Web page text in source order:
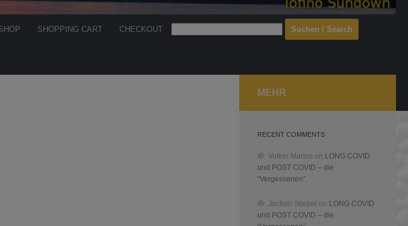
SHOPPING CART CHECKOUT
Search
MEHR
RECENT COMMENTS
Volker Manns on LONG COVID
und POST COVID – die
“Vergessenen”
Jochen Stiepel on LONG COVID
und POST COVID – die